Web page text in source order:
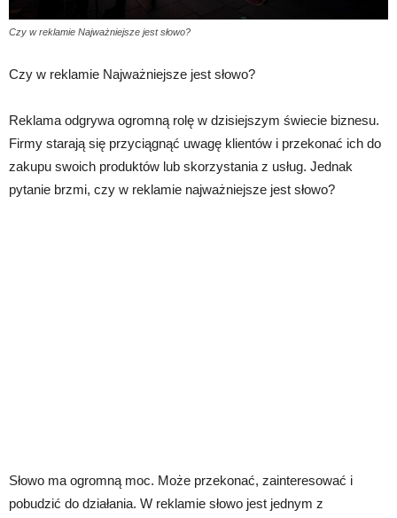
Czy w reklamie Najważniejsze jest słowo?
Czy w reklamie Najważniejsze jest słowo?
Reklama odgrywa ogromną rolę w dzisiejszym świecie biznesu.
Firmy starają się przyciągnąć uwagę klientów i przekonać ich do
zakupu swoich produktów lub skorzystania z usług. Jednak
pytanie brzmi, czy w reklamie najważniejsze jest słowo?
Słowo ma ogromną moc. Może przekonać, zainteresować i
pobudzić do działania. W reklamie słowo jest jednym z